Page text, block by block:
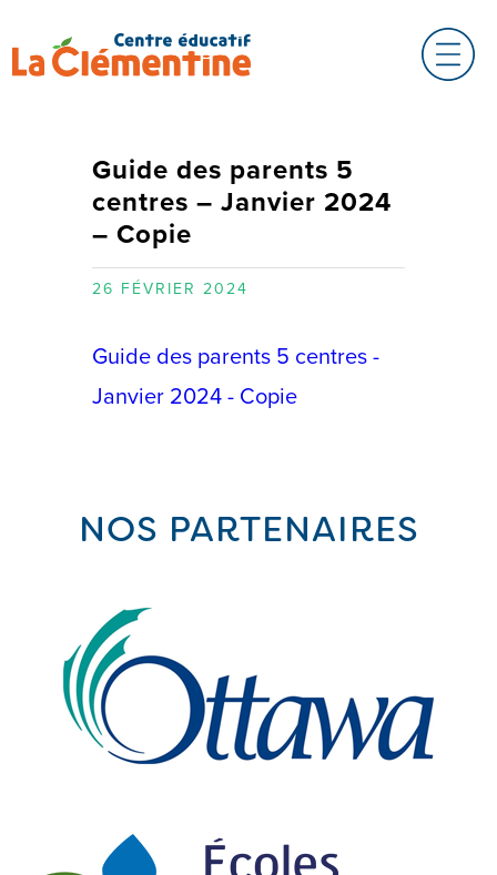
Guide des parents 5
centres – Janvier 2024
– Copie
26 FÉVRIER 2024
Guide des parents 5 centres -
Janvier 2024 - Copie
NOS PARTENAIRES